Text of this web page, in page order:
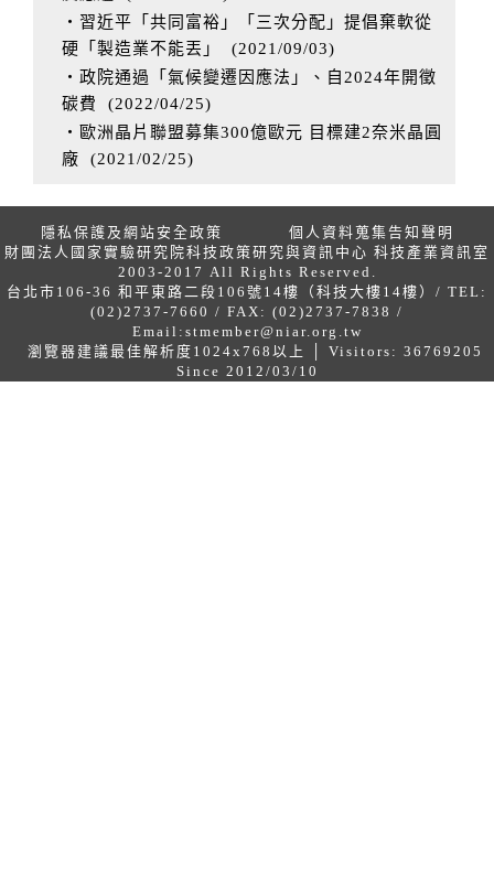
‧習近平「共同富裕」「三次分配」提倡棄軟從
硬「製造業不能丟」
(2021/09/03)
‧政院通過「氣候變遷因應法」、自2024年開徵
碳費
(2022/04/25)
‧歐洲晶片聯盟募集300億歐元 目標建2奈米晶圓
廠 (2021/02/25)
隱私保護及網站安全政策
個人資料蒐集告知聲明
財團法人國家實驗研究院科技政策研究與資訊中心 科技產業資訊室
2003-2017 All Rights Reserved.
台北市106-36 和平東路二段106號14樓（科技大樓14樓）/ TEL:
(02)2737-7660 / FAX: (02)2737-7838 /
Email: stmember@niar.org.tw
瀏覽器建議最佳解析度1024x768以上 │ Visitors: 36769205
Since 2012/03/10